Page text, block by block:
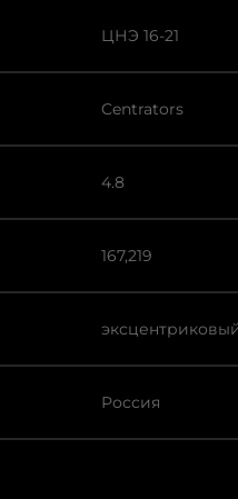
ЦНЭ 16-21
Centrators
4.8
167,219
Россия